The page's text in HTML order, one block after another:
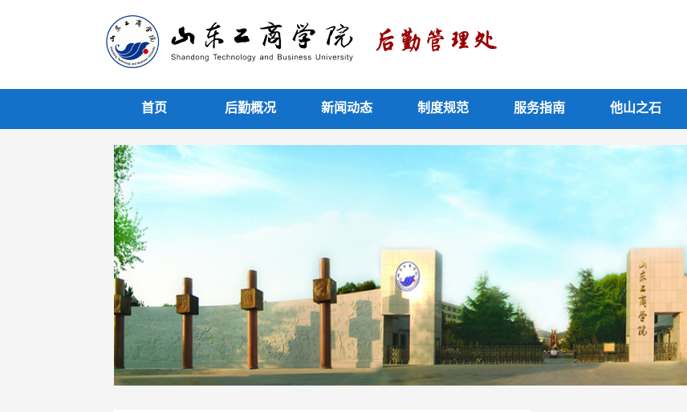
首页 后勤概况 新闻动态 制度规范 服务指南 他山之石